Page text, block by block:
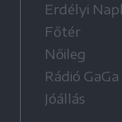
Erdélyi
Főtér
Nőileg
Rádió GaGa
Jóállás